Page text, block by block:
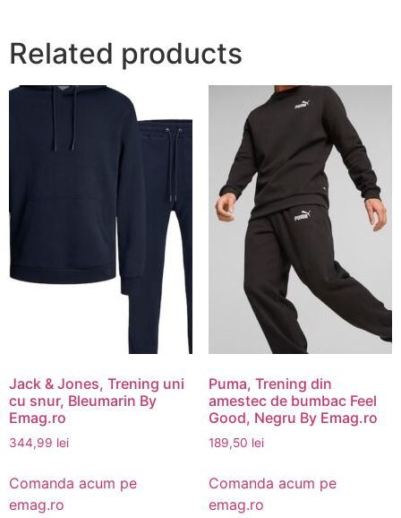
Related products
Jack & Jones, Trening uni
cu snur, Bleumarin By
Emag.ro
344,99 lei
Comanda acum pe
emag.ro
Puma, Trening din
amestec de bumbac Feel
Good, Negru By Emag.ro
189,50 lei
Comanda acum pe
emag.ro